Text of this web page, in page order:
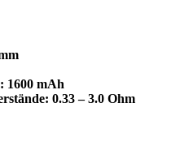
1600 mAh
0.33 – 3.0 Ohm